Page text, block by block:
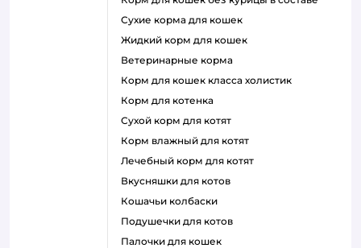
сухие корма для кошек
жидкий корм для кошек
ветеринарные корма
корм для кошек класса холистик
корм для котенка
сухой корм для котят
корм влажный для котят
лечебный корм для котят
вкусняшки для котов
кошачьи колбаски
подушечки для котов
палочки для кошек